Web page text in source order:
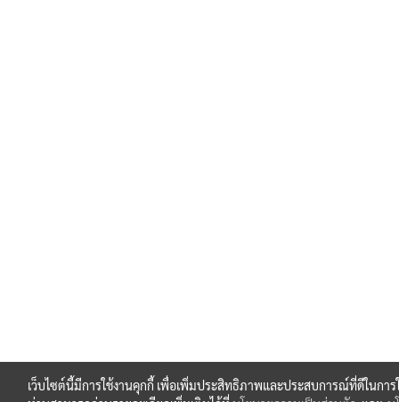
เว็บไซต์นี้มีการใช้งานคุกกี้ เพื่อเพิ่มประสิทธิภาพและประสบการณ์ที่ดีในการ